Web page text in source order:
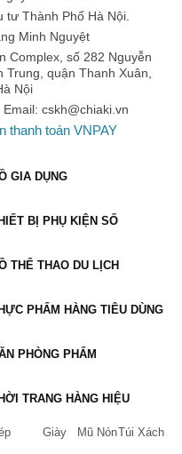
cấp các sản phẩm
kết mang đến cho bạn
lượng với mức giá tốt cùng
toàn quốc, giao hàng
150% nếu khách hàng phát
đáng cân nhắc. Tại
đãi.
hoặc đặt hàng qua
Sơn Complex, số 282
Xuân Trung, Thanh
>>
cân và thực phẩm
tư Thành Phố Hà Nội.
Minh Nguyệt
Complex, số 282 Nguyễn
quận Thanh Xuân,
Nội
cskh@chiaki.vn
thanh toán VNPAY
GIA DỤNG
BỊ PHỤ KIỆN SỐ
THỂ THAO DU LỊCH
PHẨM HÀNG TIÊU DÙNG
PHÒNG PHẨM
TRANG HÀNG HIỆU
Giày Mũ NónTúi Xách